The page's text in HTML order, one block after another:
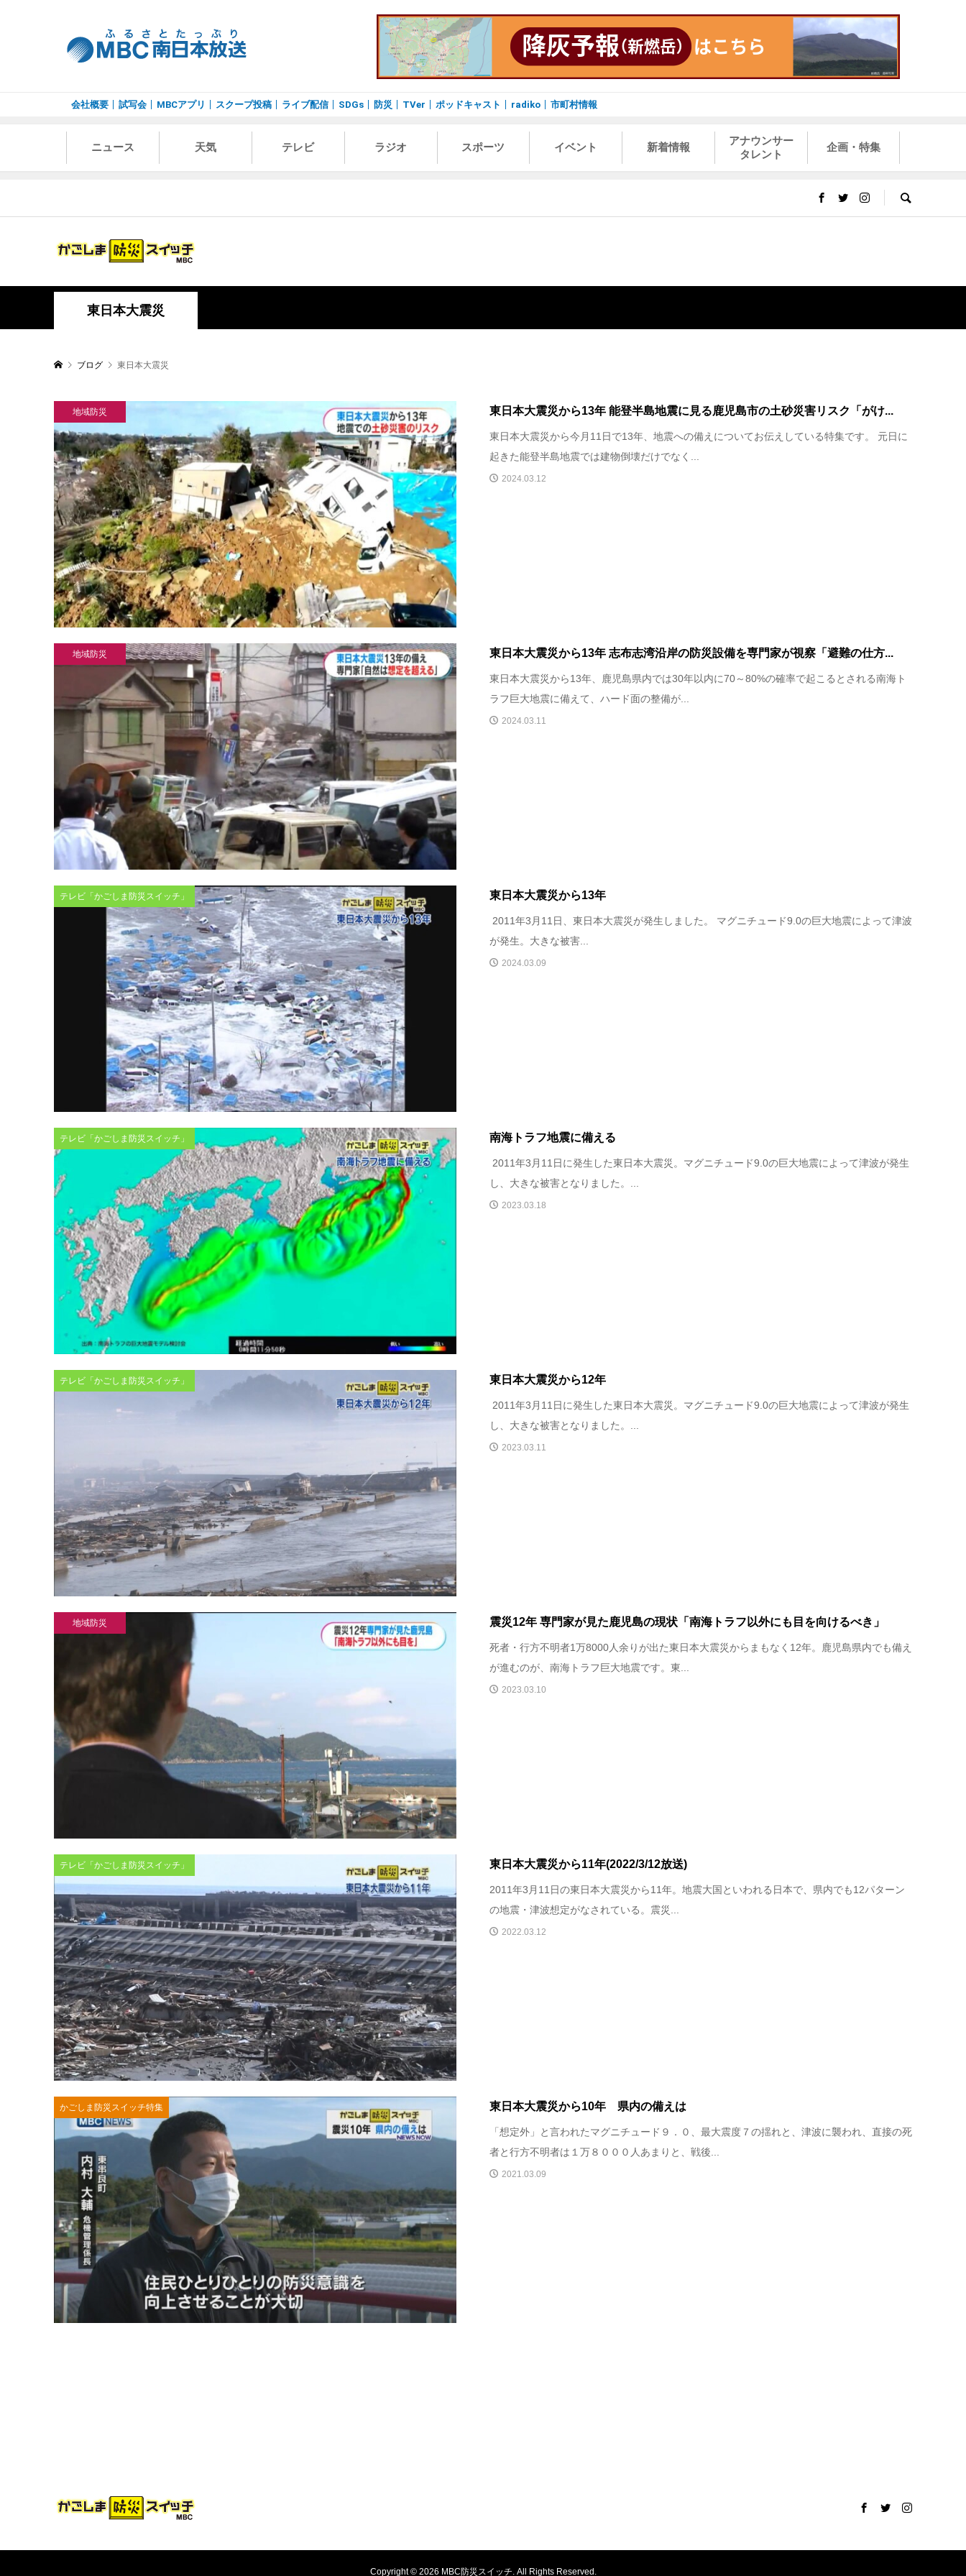
会社概要 試写会 MBCアプリ スクープ投稿 ライブ配信 SDGs 防災 TVer ポッドキャスト radiko 市町村情報
ニュース 天気 テレビ ラジオ スポーツ イベント 新着情報
アナウンサー
タレント
企画・特集
東日本大震災
ブログ 東日本大震災
地域防災 東日本大震災から13年 能登半島地震に見る鹿児島市の土砂災害リスク「がけ...
東日本大震災から今月11日で13年、地震への備えについてお伝えしている特集です。 元日に
起きた能登半島地震では建物倒壊だけでなく...
2024.03.12
地域防災 東日本大震災から13年 志布志湾沿岸の防災設備を専門家が視察「避難の仕方...
東日本大震災から13年、鹿児島県内では30年以内に70～80%の確率で起こるとされる南海ト
ラフ巨大地震に備えて、ハード面の整備が...
2024.03.11
テレビ「かごしま防災スイッチ」 東日本大震災から13年
2011年3月11日、東日本大震災が発生しました。 マグニチュード9.0の巨大地震によって津波
が発生。大きな被害...
2024.03.09
テレビ「かごしま防災スイッチ」 南海トラフ地震に備える
2011年3月11日に発生した東日本大震災。マグニチュード9.0の巨大地震によって津波が発生
し、大きな被害となりました。...
2023.03.18
テレビ「かごしま防災スイッチ」 東日本大震災から12年
2011年3月11日に発生した東日本大震災。マグニチュード9.0の巨大地震によって津波が発生
し、大きな被害となりました。...
2023.03.11
地域防災 震災12年 専門家が見た鹿児島の現状「南海トラフ以外にも目を向けるべき」
死者・行方不明者1万8000人余りが出た東日本大震災からまもなく12年。鹿児島県内でも備え
が進むのが、南海トラフ巨大地震です。東...
2023.03.10
テレビ「かごしま防災スイッチ」 東日本大震災から11年(2022/3/12放送)
2011年3月11日の東日本大震災から11年。地震大国といわれる日本で、県内でも12パターン
の地震・津波想定がなされている。震災...
2022.03.12
かごしま防災スイッチ特集 東日本大震災から10年 県内の備えは
「想定外」と言われたマグニチュード９．０、最大震度７の揺れと、津波に襲われ、直接の死
者と行方不明者は１万８０００人あまりと、戦後...
2021.03.09
Copyright ©2026 MBC防災スイッチ. All Rights Reserved.